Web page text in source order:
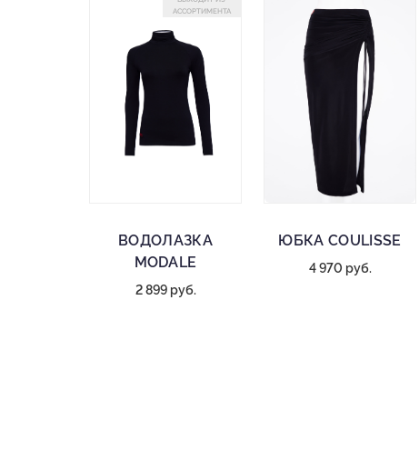
АССОРТИМЕНТА
ВОДОЛАЗКА
MODALE
2 899 руб.
ЮБКА COULISSE
4 970 руб.